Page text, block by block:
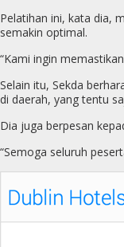
Pelatihan ini, kata dia,
semakin optimal.
“Kami ingin
Selain itu, Sekda
di daerah, yang tentu
Dia juga berpesan
“Semoga seluruh